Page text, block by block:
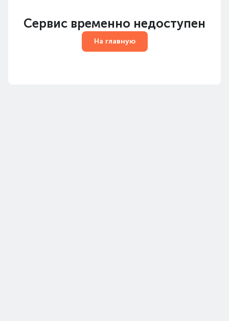
Сервис временно недоступен
На главную